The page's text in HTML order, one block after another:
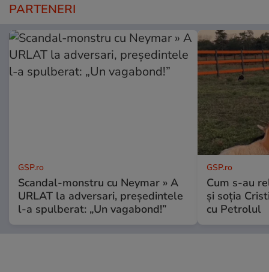
PARTENERI
GSP.ro
Scandal-monstru cu Neymar » A
URLAT la adversari, președintele
l-a spulberat: „Un vagabond!”
GSP.ro
Cum s-au
și soția
cu Petrolul